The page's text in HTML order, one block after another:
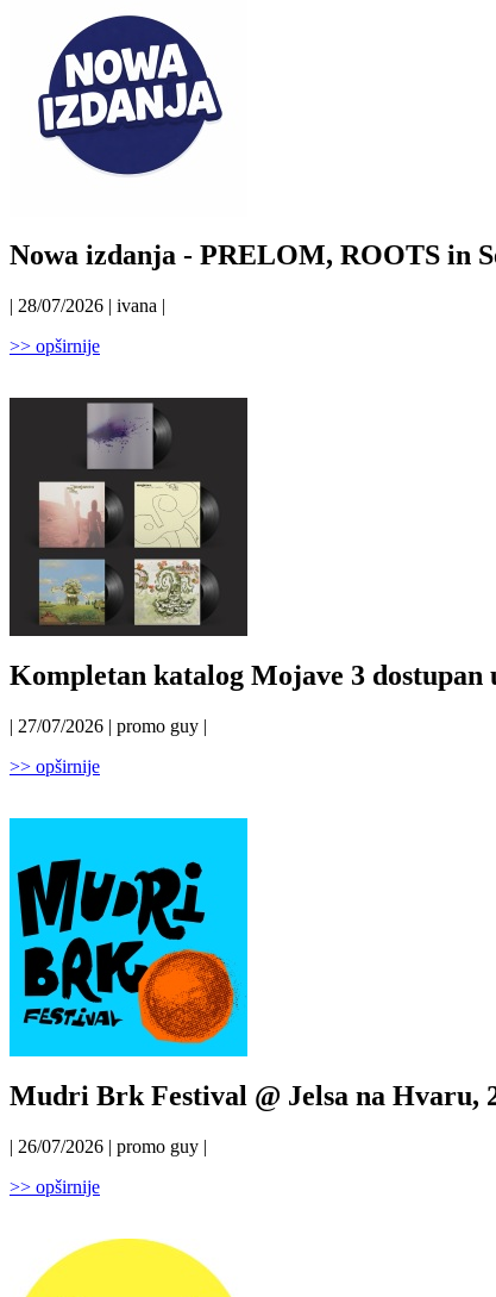
Nowa izdanja - PRELOM, ROOTS in
| 28/07/2026 | ivana |
>> opširnije
Kompletan katalog Mojave 3
| 27/07/2026 | promo guy |
>> opširnije
Mudri Brk Festival @ Jelsa na Hvaru,
| 26/07/2026 | promo guy |
>> opširnije